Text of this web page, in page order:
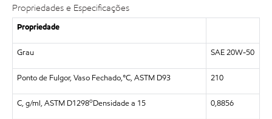
Propriedades e Especificações
Propriedade
Grau SAE 20W-50
Ponto de Fulgor, Vaso Fechado,°C, ASTM D93 210
C, g/ml, ASTM D1298oDensidade a 15 0,8856